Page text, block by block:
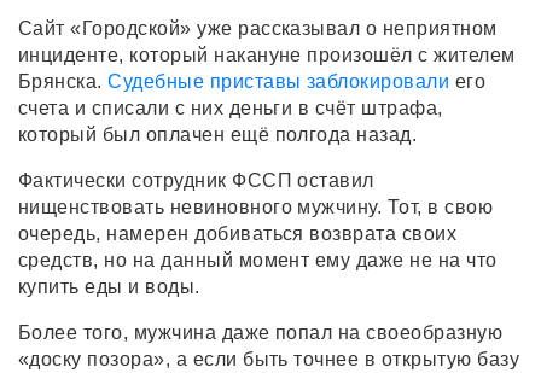
Сайт «Городской» уже рассказывал о неприятном
инциденте, который накануне произошёл с жителем
Брянска.Судебные приставы заблокировали его
счета и списали с них деньги в счёт штрафа,
который был оплачен ещё полгода назад.
Фактически сотрудник ФССП оставил
нищенствовать невиновного мужчину. Тот, в свою
очередь, намерен добиваться возврата своих
средств, но на данный момент ему даже не на что
купить еды и воды.
Более того, мужчина даже попал на своеобразную
«доску позора», а если быть точнее в открытую базу